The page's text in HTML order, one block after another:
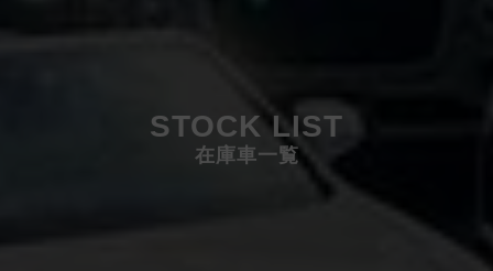
STOCK LIST
在庫車一覧